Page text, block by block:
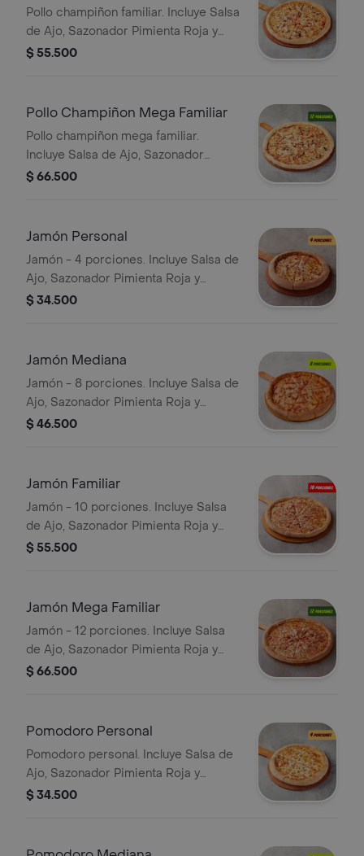
Pollo champiñon familiar. Incluye Salsa
de Ajo, Sazonador Pimienta Roja y
Pepperoncini.
$ 55.500
Pollo Champiñon Mega Familiar
Pollo champiñon mega familiar.
Incluye Salsa de Ajo, Sazonador
Pimienta Roja y Pepperoncini.
$ 66.500
Jamón Personal
Jamón - 4 porciones. Incluye Salsa de
Ajo, Sazonador Pimienta Roja y
Pepperoncini.
$ 34.500
Jamón Mediana
Jamón - 8 porciones. Incluye Salsa de
Ajo, Sazonador Pimienta Roja y
Pepperoncini.
$ 46.500
Jamón Familiar
Jamón - 10 porciones. Incluye Salsa
de Ajo, Sazonador Pimienta Roja y
Pepperoncini.
$ 55.500
Jamón Mega Familiar
Jamón - 12 porciones. Incluye Salsa
de Ajo, Sazonador Pimienta Roja y
Pepperoncini.
$ 66.500
Pomodoro Personal
Pomodoro personal. Incluye Salsa de
Ajo, Sazonador Pimienta Roja y
Pepperoncini.
$ 34.500